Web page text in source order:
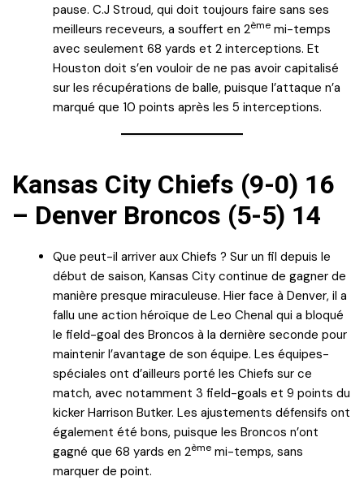
pause. C.J Stroud, qui doit toujours faire sans ses
meilleurs receveurs, a souffert en 2ème mi-temps
avec seulement 68 yards et 2 interceptions. Et
Houston doit s’en vouloir de ne pas avoir capitalisé
sur les récupérations de balle, puisque l’attaque n’a
marqué que 10 points après les 5 interceptions.
Kansas City Chiefs (9-0) 16
– Denver Broncos (5-5) 14
Que peut-il arriver aux Chiefs ? Sur un fil depuis le
début de saison, Kansas City continue de gagner de
manière presque miraculeuse. Hier face à Denver, il a
fallu une action héroïque de Leo Chenal qui a bloqué
le field-goal des Broncos à la dernière seconde pour
maintenir l’avantage de son équipe. Les équipes-
spéciales ont d’ailleurs porté les Chiefs sur ce
match, avec notamment 3 field-goals et 9 points du
kicker Harrison Butker. Les ajustements défensifs ont
également été bons, puisque les Broncos n’ont
gagné que 68 yards en 2ème mi-temps, sans
marquer de point.